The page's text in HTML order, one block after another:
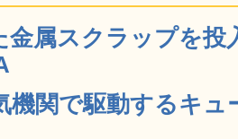
金属スクラップを投
機関で駆動するキュ